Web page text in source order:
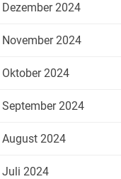
Dezember 2024
November 2024
Oktober 2024
September 2024
August 2024
Juli 2024